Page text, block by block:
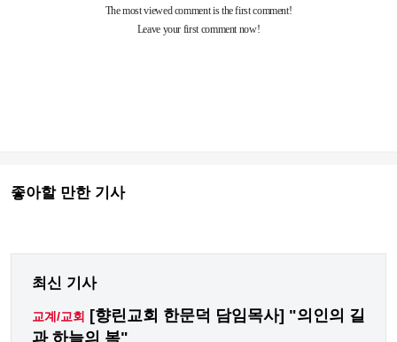
좋아할 만한 기사
최신 기사
교계/교회 [향린교회 한문덕 담임목사] "의인의 길
과 하늘의 복"